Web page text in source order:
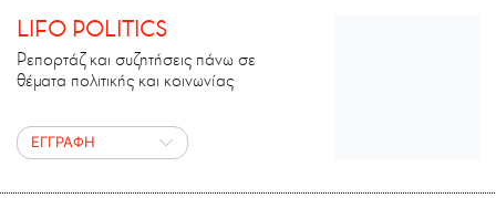
LIFO POLITICS
Ρεπορτάζ και συζητήσεις πάνω σε
θέματα πολιτικής και κοινωνίας
ΕΓΓΡΑΦΗ